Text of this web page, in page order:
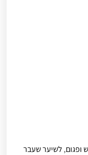
ופגום,לשיער שעבר